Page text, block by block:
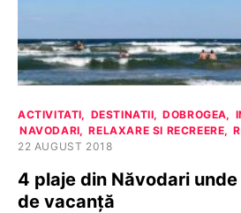
ACTIVITATI DESTINATII DOBROGEA
NAVODARI
RELAXARE SI RECREERE
22 AUGUST 2018
4 plaje din Năvodari
de vacanță